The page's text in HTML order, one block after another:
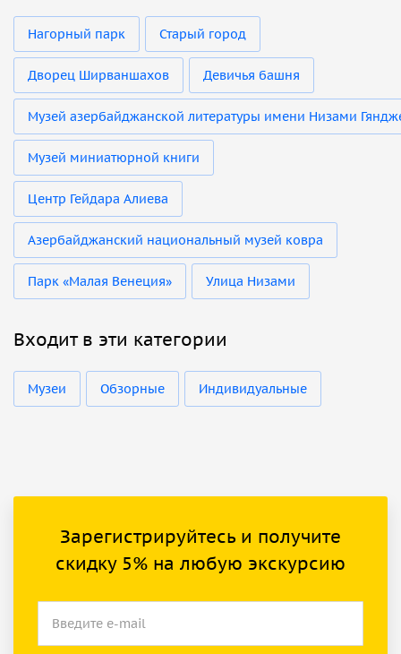
Нагорный парк Старый город
Дворец Ширваншахов Девичья башня
Музей азербайджанской литературы имени Низами
Музей миниатюрной книги
Центр Гейдара Алиева
Азербайджанский национальный музей ковра
Парк «Малая Венеция» Улица Низами
Входит в эти категории
Музеи Обзорные Индивидуальные
Зарегистрируйтесь и получите
скидку 5% на любую экскурсию